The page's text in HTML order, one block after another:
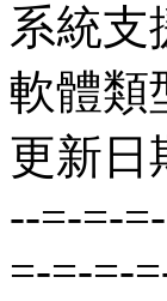
系統支
軟體類
更新日
--=-=-
=-=-=-